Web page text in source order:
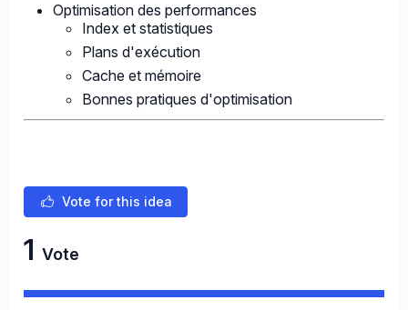
Optimisation des performances
Index et statistiques
Plans d'exécution
Cache et mémoire
Bonnes pratiques d'optimisation
Vote for this idea
1 Vote